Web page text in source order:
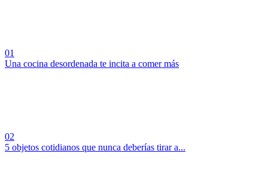
01
Una cocina desordenada te incita a comer más
02
5 objetos cotidianos que nunca deberías tirar a...